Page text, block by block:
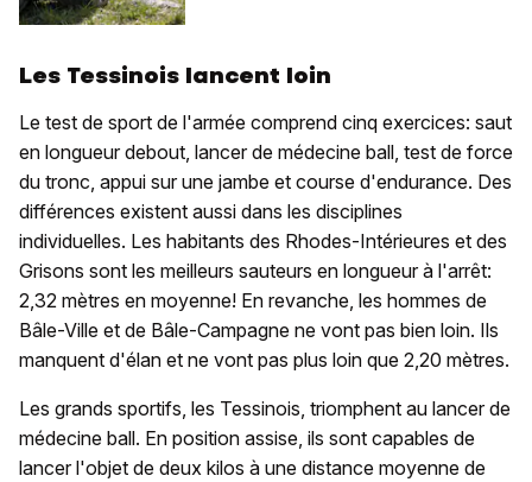
Les Tessinois lancent loin
Le test de sport de l'armée comprend cinq exercices: saut
en longueur debout, lancer de médecine ball, test de force
du tronc, appui sur une jambe et course d'endurance. Des
différences existent aussi dans les disciplines
individuelles. Les habitants des Rhodes-Intérieures et des
Grisons sont les meilleurs sauteurs en longueur à l'arrêt:
2,32 mètres en moyenne! En revanche, les hommes de
Bâle-Ville et de Bâle-Campagne ne vont pas bien loin. Ils
manquent d'élan et ne vont pas plus loin que 2,20 mètres.
Les grands sportifs, les Tessinois, triomphent au lancer de
médecine ball. En position assise, ils sont capables de
lancer l'objet de deux kilos à une distance moyenne de